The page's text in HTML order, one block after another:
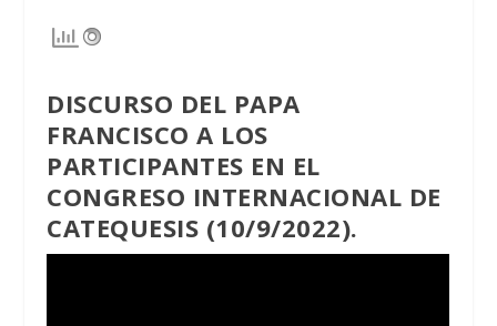
DISCURSO DEL PAPA
FRANCISCO A LOS
PARTICIPANTES EN EL
CONGRESO INTERNACIONAL DE
CATEQUESIS (10/9/2022).